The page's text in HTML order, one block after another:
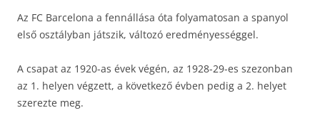
Az FC Barcelona a fennállása óta folyamatosan a spanyol
első osztályban játszik, változó eredményességgel.
A csapat az 1920-as évek végén, az 1928-29-es szezonban
az 1. helyen végzett, a következő évben pedig a 2. helyet
szerezte meg.